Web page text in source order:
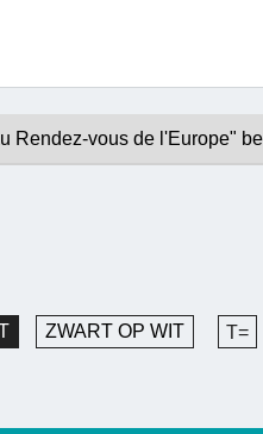
Rendez-vous de l'Europe"
ZWART OP WIT T=